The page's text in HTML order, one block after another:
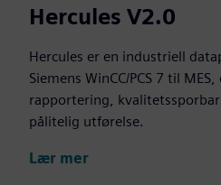
Hercules V2.0
Hercules er en industriell
Siemens WinCC/PCS 7 til
rapportering,
pålitelig utførelse.
Lær mer